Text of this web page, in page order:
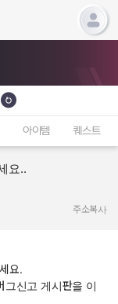
아이템 퀘스트
요..
주소복사
요.
그신고 게시판을 이